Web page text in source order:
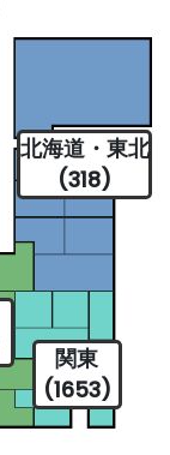
北海道・東北
(318)
関東
(1653)